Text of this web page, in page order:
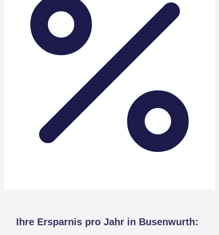
Ihre Ersparnis pro Jahr in Busenwurth: